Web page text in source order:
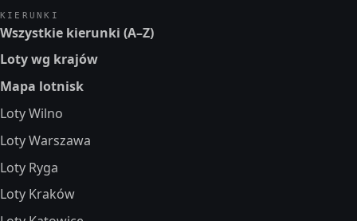
KIERUNKI
Wszystkie kierunki (A–Z)
Loty wg krajów
Mapa lotnisk
Loty Wilno
Loty Warszawa
Loty Ryga
Loty Kraków